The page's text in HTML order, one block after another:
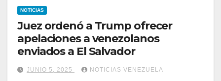
NOTICIAS
Juez ordenó a Trump ofrecer
apelaciones a venezolanos
enviados a El Salvador
JUNIO 5, 2025 NOTICIAS VENEZUELA